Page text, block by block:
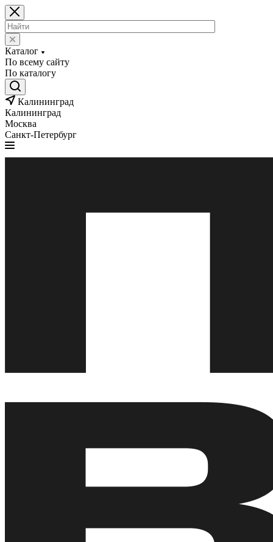
Каталог
По всему сайту
По каталогу
Калининград
Калининград
Москва
Санкт-Петербург